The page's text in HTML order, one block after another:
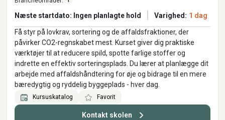
Næste startdato: Ingen planlagte hold Varighed: 1 dag
Få styr på lovkrav, sortering og de affaldsfraktioner, der
påvirker CO2-regnskabet mest. Kurset giver dig praktiske
værktøjer til at reducere spild, spotte farlige stoffer og
indrette en effektiv sorteringsplads. Du lærer at planlægge dit
arbejde med affaldshåndtering for øje og bidrage til en mere
bæredygtig og ryddelig byggeplads - hver dag.
Kursuskatalog Favorit
Kontakt skolen